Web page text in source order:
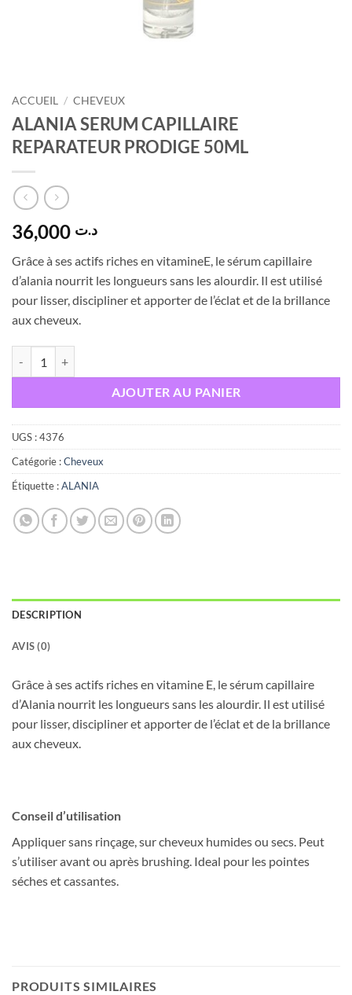
ACCUEIL / CHEVEUX
ALANIA SERUM CAPILLAIRE
REPARATEUR PRODIGE 50ML
د.ت
Grâce à ses actifs riches en vitamineE, le sérum capillaire
d’alania nourrit les longueurs sans les alourdir. Il est utilisé
pour lisser, discipliner et apporter de l’éclat et de la brillance
aux cheveux.
AJOUTER AU PANIER
UGS :4376
Catégorie :Cheveux
Étiquette :ALANIA
DESCRIPTION
AVIS (0)
Grâce à ses actifs riches en vitamine E, le sérum capillaire
d’Alania nourrit les longueurs sans les alourdir. Il est utilisé
pour lisser, discipliner et apporter de l’éclat et de la brillance
aux cheveux.
Conseil d’utilisation
Appliquer sans rinçage, sur cheveux humides ou secs. Peut
s’utiliser avant ou après brushing. Ideal pour les pointes
séches et cassantes.
PRODUITS SIMILAIRES